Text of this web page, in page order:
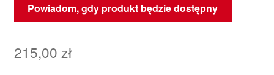
Powiadom, gdy produkt będzie dostępny
215,00 zł